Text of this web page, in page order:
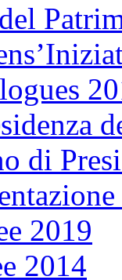
di
2019
2014